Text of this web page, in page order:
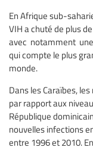
En Afrique sub-
VIH a chuté de plus
avec notamment une
qui compte le plus
monde.
Dans les Caraïbes,
par rapport aux
République
nouvelles infections
entre 1996 et 2010.